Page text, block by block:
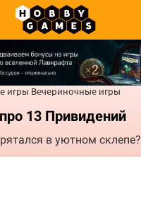
игры Вечериночные игры
13 Привидений
в уютном склепе?